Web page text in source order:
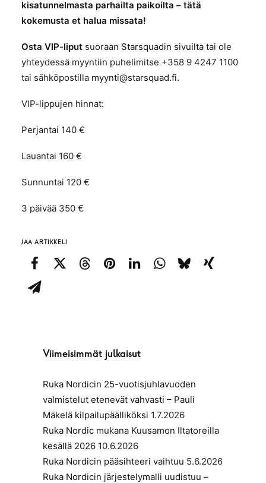
kisatunnelmasta parhailta paikoilta – tätä
kokemusta et halua missata!
Osta VIP-liput suoraan Starsquadin sivuilta tai ole
yhteydessä myyntiin puhelimitse +358 9 4247 1100
tai sähköpostilla myynti@starsquad.fi.
VIP-lippujen hinnat:
Perjantai 140 €
Lauantai 160 €
Sunnuntai 120 €
3 päivää 350 €
JAA ARTIKKELI
Viimeisimmät julkaisut
Ruka Nordicin 25-vuotisjuhlavuoden
valmistelut etenevät vahvasti – Pauli
Mäkelä kilpailupäälliköksi 1.7.2026
Ruka Nordic mukana Kuusamon Iltatoreilla
kesällä 2026 10.6.2026
Ruka Nordicin pääsihteeri vaihtuu 5.6.2026
Ruka Nordicin järjestelymalli uudistuu –